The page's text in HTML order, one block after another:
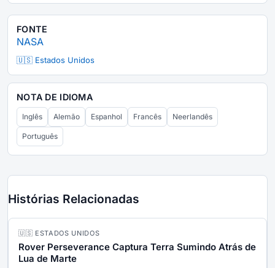
FONTE
NASA
🇺🇸 Estados Unidos
NOTA DE IDIOMA
Inglês Alemão Espanhol Francês Neerlandês
Português
Histórias Relacionadas
🇺🇸 ESTADOS UNIDOS
Rover Perseverance Captura Terra Sumindo Atrás de
Lua de Marte